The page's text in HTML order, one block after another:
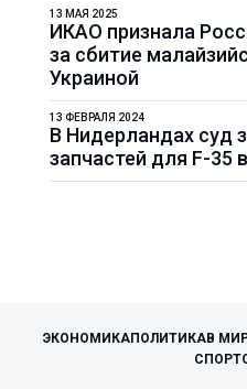
ИКАО признала
за сбитие
Украиной
13 МАЯ 2025
В Нидерландах суд
запчастей для F-35
13 ФЕВРАЛЯ 2024
ЭКОНОМИКАПОЛИТИКАВ
СПОРТ